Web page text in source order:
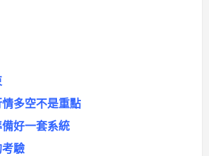
多空不是重點
好一套系統
考驗